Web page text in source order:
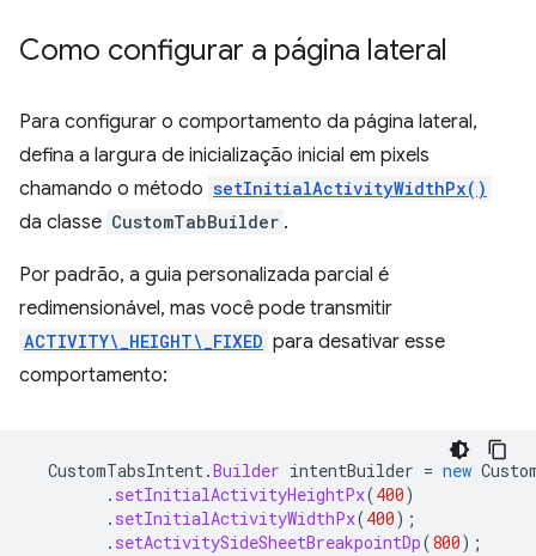
Como configurar a página lateral
Para configurar o comportamento da página lateral,
defina a largura de inicialização inicial em pixels
chamando o método setInitialActivityWidthPx()
da classe CustomTabBuilder .
Por padrão, a guia personalizada parcial é
redimensionável, mas você pode transmitir
ACTIVITY\_HEIGHT\_FIXED para desativar esse
comportamento:
CustomTabsIntent.Builder intentBuilder = new
. setInitialActivityHeightPx(400)
. setInitialActivityWidthPx(400);
. setActivitySideSheetBreakpointDp(800);